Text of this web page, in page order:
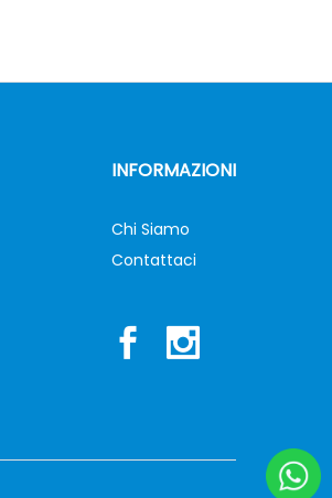
INFORMAZIONI
Chi Siamo
Contattaci